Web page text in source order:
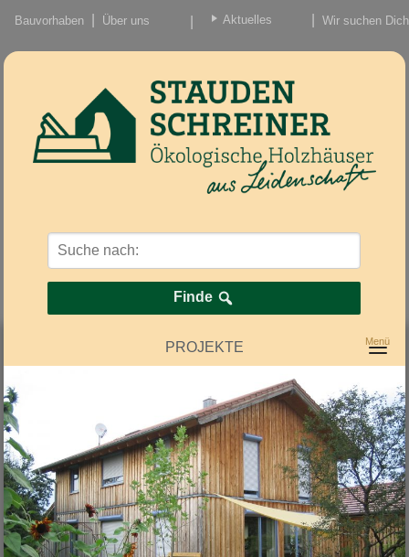
Bauvorhaben Über uns
Aktuelles
Nachrichten/Einzug
Wir suchen
Finde
PROJEKTE
Unsere Projekte
2026
Haus am Ende der Rosengasse
Anbau Michl
Anbau Handfest